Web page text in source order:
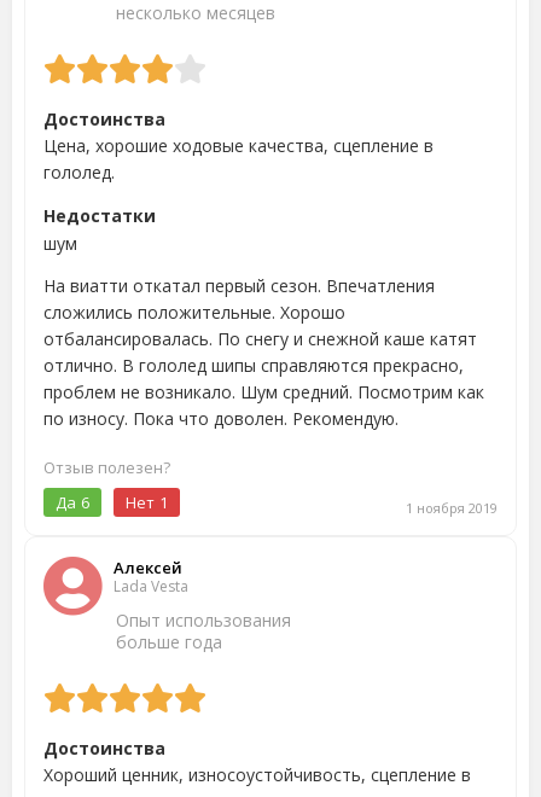
несколько месяцев
1 ноября 2019
Достоинства
Цена, хорошие ходовые качества, сцепление в
гололед.
Недостатки
шум
На виатти откатал первый сезон. Впечатления
сложились положительные. Хорошо
отбалансировалась. По снегу и снежной каше катят
отлично. В гололед шипы справляются прекрасно,
проблем не возникало. Шум средний. Посмотрим как
по износу. Пока что доволен. Рекомендую.
Отзыв полезен?
Да 6 Нет 1
Алексей
Lada Vesta
Опыт использования
больше года
Достоинства
Хороший ценник, износоустойчивость, сцепление в